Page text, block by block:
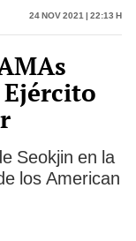
24 Nov 2021 | 22:13 h
Seokjin en la
los American